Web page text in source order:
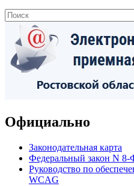
Официально
Законодательная карта
Федеральный закон N 8-
Руководство по
WCAG